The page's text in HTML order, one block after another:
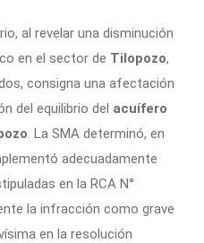
al revelar una disminución
en el sector de Tilopozo,
consigna una afectación
del equilibrio del acuífero
. La SMA determinó, en
adecuadamente
en la RCA N°
la infracción como grave
en la resolución